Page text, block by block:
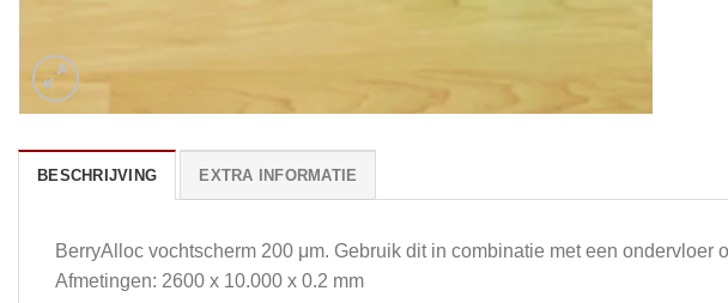
BESCHRIJVING EXTRA INFORMATIE
BerryAlloc vochtscherm 200 μm. Gebruik dit in combinatie met een ondervloer
Afmetingen: 2600 x 10.000 x 0.2 mm